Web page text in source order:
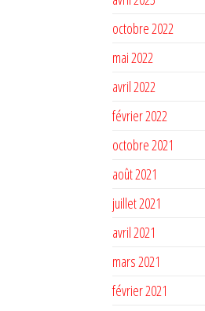
octobre 2022
mai 2022
avril 2022
février 2022
octobre 2021
août 2021
juillet 2021
avril 2021
mars 2021
février 2021